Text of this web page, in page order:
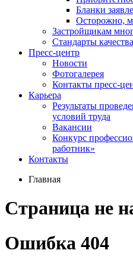
Бланки
Осторожно,
Застройщикам
Стандарты
Пресс-центр
Новости
Фотогалерея
Контакты пресс-
Карьера
Результаты
условий труда
Вакансии
Конкурс
работник»
Контакты
Главная
Страница не
Ошибка 404